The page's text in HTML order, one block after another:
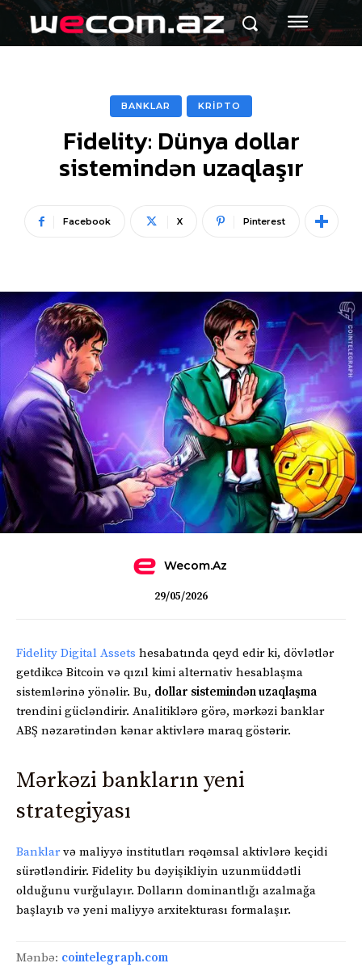
BANKLAR KRİPTO
Fidelity: Dünya dollar
sistemindən uzaqlaşır
Facebook X Pinterest
Wecom.az
29/05/2026
Fidelity Digital Assets hesabatında qeyd edir ki, dövlətlər
getdikcə Bitcoin və qızıl kimi alternativ hesablaşma
sistemlərinə yönəlir. Bu, dollar sistemindən uzaqlaşma
trendini gücləndirir. Analitiklərə görə, mərkəzi banklar
ABŞ nəzarətindən kənar aktivlərə maraq göstərir.
Mərkəzi bankların yeni
strategiyası
Banklarvə maliyyə institutları rəqəmsal aktivlərə keçidi
sürətləndirir. Fidelity bu dəyişikliyin uzunmüddətli
olduğunu vurğulayır. Dolların dominantlığı azalmağa
başlayıb və yeni maliyyə arxitekturası formalaşır.
Mənbə: cointelegraph.com